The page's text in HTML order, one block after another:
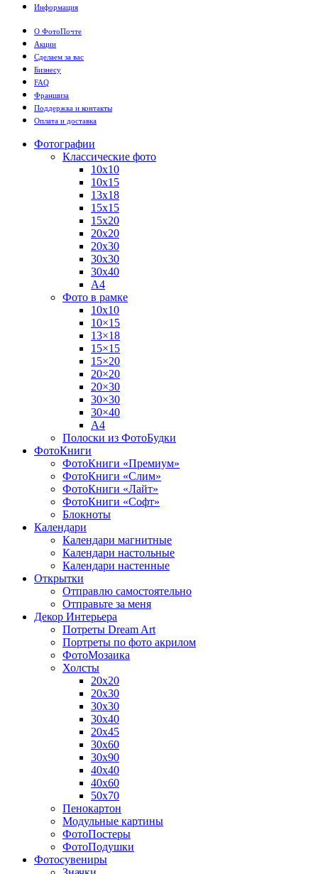
Информация
О ФотоПочте
Акции
Сделаем за вас
Бизнесу
FAQ
Франшиза
Поддержка и контакты
Оплата и доставка
Фотографии
Классические фото
10х10
10х15
13х18
15х15
15х20
20х20
20х30
30х30
30х40
А4
Фото в рамке
10х10
10×15
13×18
15×15
15×20
20×20
20×30
30×30
30×40
A4
Полоски из ФотоБудки
ФотоКниги
ФотоКниги «Премиум»
ФотоКниги «Слим»
ФотоКниги «Лайт»
ФотоКниги «Софт»
Блокноты
Календари
Календари магнитные
Календари настольные
Календари настенные
Открытки
Отправлю самостоятельно
Отправьте за меня
Декор Интерьера
Потреты Dream Art
Портреты по фото акрилом
ФотоМозаика
Холсты
20х20
20х30
30х30
30х40
20х45
30х60
30х90
40х40
40х60
50х70
Пенокартон
Модульные картины
ФотоПостеры
ФотоПодушки
Фотоcувениры